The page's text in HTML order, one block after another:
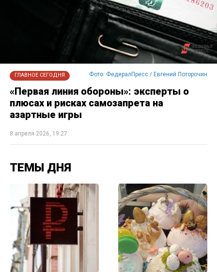
ГЛАВНОЕ СЕГОДНЯ Фото: ФедералПресс / Евгений Поторочин
«Первая линия обороны»: эксперты о
плюсах и рисках самозапрета на
азартные игры
8 апреля 2026, 19:27
ТЕМЫ ДНЯ